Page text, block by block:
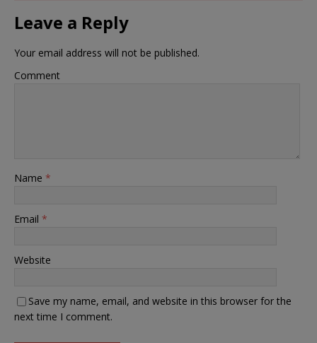
Leave a Reply
Your email address will not be published.
Comment
Name *
Email *
Website
Save my name, email, and website in this browser for the
next time I comment.